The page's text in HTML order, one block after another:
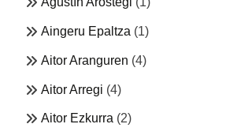
Aingeru Epaltza (1)
Aitor Aranguren (4)
Aitor Arregi (4)
Aitor Ezkurra (2)